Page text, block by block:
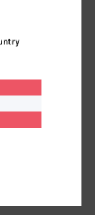
– die Passform